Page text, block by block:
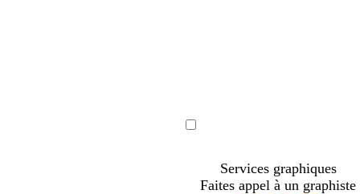
a
e
r
c
e
d
Services graphiques
Faites appel à un graphiste